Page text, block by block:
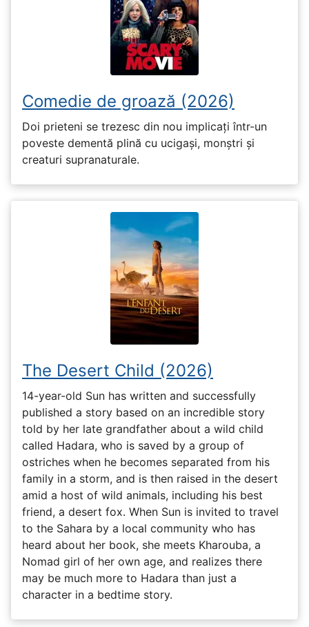
Comedie de groază (2026)
Doi prieteni se trezesc din nou implicați într-un
poveste dementă plină cu ucigași, monștri și
creaturi supranaturale.
The Desert Child (2026)
14-year-old Sun has written and successfully
published a story based on an incredible story
told by her late grandfather about a wild child
called Hadara, who is saved by a group of
ostriches when he becomes separated from his
family in a storm, and is then raised in the desert
amid a host of wild animals, including his best
friend, a desert fox. When Sun is invited to travel
to the Sahara by a local community who has
heard about her book, she meets Kharouba, a
Nomad girl of her own age, and realizes there
may be much more to Hadara than just a
character in a bedtime story.